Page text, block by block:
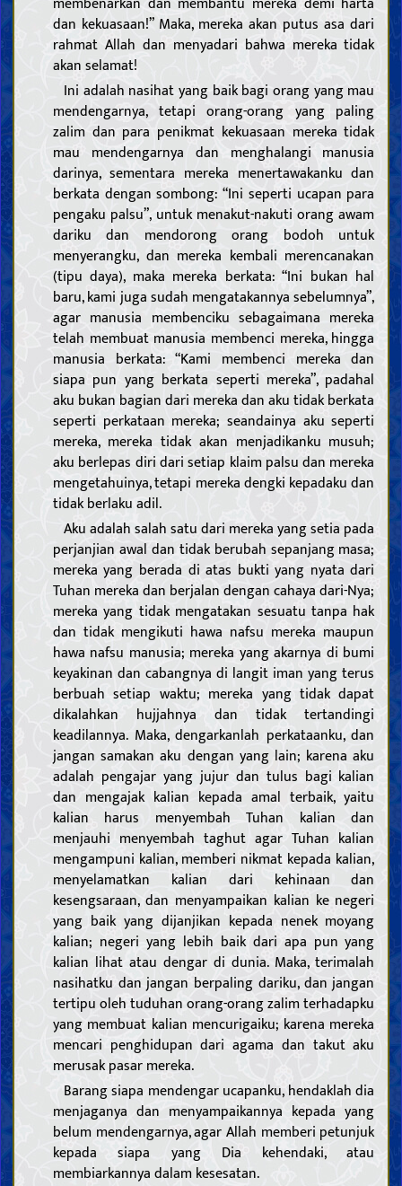
dan kekuasaan!” Maka, mereka akan putus asa dari
rahmat Allah dan menyadari bahwa mereka tidak
akan selamat!
Ini adalah nasihat yang baik bagi orang yang mau
mendengarnya, tetapi orang-orang yang paling
zalim dan para penikmat kekuasaan mereka tidak
mau mendengarnya dan menghalangi manusia
darinya, sementara mereka menertawakanku dan
berkata dengan sombong: “Ini seperti ucapan para
pengaku palsu”, untuk menakut-nakuti orang awam
dariku dan mendorong orang bodoh untuk
menyerangku, dan mereka kembali merencanakan
(tipu daya), maka mereka berkata: “Ini bukan hal
baru, kami juga sudah mengatakannya sebelumnya”,
agar manusia membenciku sebagaimana mereka
telah membuat manusia membenci mereka, hingga
manusia berkata: “Kami membenci mereka dan
siapa pun yang berkata seperti mereka”, padahal
aku bukan bagian dari mereka dan aku tidak berkata
seperti perkataan mereka; seandainya aku seperti
mereka, mereka tidak akan menjadikanku musuh;
aku berlepas diri dari setiap klaim palsu dan mereka
mengetahuinya, tetapi mereka dengki kepadaku dan
tidak berlaku adil.
Aku adalah salah satu dari mereka yang setia pada
perjanjian awal dan tidak berubah sepanjang masa;
mereka yang berada di atas bukti yang nyata dari
Tuhan mereka dan berjalan dengan cahaya dari-Nya;
mereka yang tidak mengatakan sesuatu tanpa hak
dan tidak mengikuti hawa nafsu mereka maupun
hawa nafsu manusia; mereka yang akarnya di bumi
keyakinan dan cabangnya di langit iman yang terus
berbuah setiap waktu; mereka yang tidak dapat
dikalahkan hujjahnya dan tidak tertandingi
keadilannya. Maka, dengarkanlah perkataanku, dan
jangan samakan aku dengan yang lain; karena aku
adalah pengajar yang jujur dan tulus bagi kalian
dan mengajak kalian kepada amal terbaik, yaitu
kalian harus menyembah Tuhan kalian dan
menjauhi menyembah taghut agar Tuhan kalian
mengampuni kalian, memberi nikmat kepada kalian,
menyelamatkan kalian dari kehinaan dan
kesengsaraan, dan menyampaikan kalian ke negeri
yang baik yang dijanjikan kepada nenek moyang
kalian; negeri yang lebih baik dari apa pun yang
kalian lihat atau dengar di dunia. Maka, terimalah
nasihatku dan jangan berpaling dariku, dan jangan
tertipu oleh tuduhan orang-orang zalim terhadapku
yang membuat kalian mencurigaiku; karena mereka
mencari penghidupan dari agama dan takut aku
merusak pasar mereka.
Barang siapa mendengar ucapanku, hendaklah dia
menjaganya dan menyampaikannya kepada yang
belum mendengarnya, agar Allah memberi petunjuk
kepada siapa yang Dia kehendaki, atau
membiarkannya dalam kesesatan.